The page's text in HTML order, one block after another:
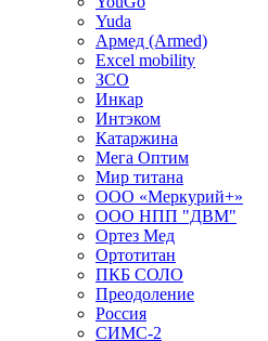
Yuda
Армед (Armed)
Еxcel mobility
ЗСО
Инкар
Интэком
Катаржина
Мега Оптим
Мир титана
ООО «Меркурий+»
ООО НПП "ДВМ"
Ортез Мед
Ортотитан
ПКБ СОЛО
Преодоление
Россия
СИМС-2